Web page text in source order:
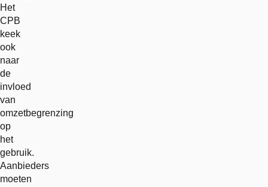
Het
CPB
keek
ook
naar
de
invloed
van
omzetbegrenzing
op
het
gebruik.
Aanbieders
moeten